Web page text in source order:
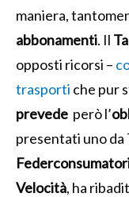
maniera,
abbonamenti. Il
opposti ricorsi –
trasporti che pur
prevede però l’
presentati uno da
Velocità, ha